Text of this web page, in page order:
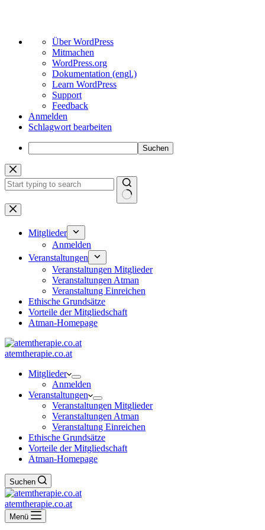
Über
WordPress
Über WordPress
Mitmachen
WordPress.org
Dokumentation (engl.)
Learn WordPress
Support
Feedback
Anmelden
Schlagwort bearbeiten
Suchen
Zum
Inhalt
springen
Keine
Ergebnisse
Mitglieder
Anmelden
Veranstaltungen
Veranstaltungen Mitglieder
Veranstaltungen Atman
Veranstaltung Einreichen
Ethische Grundsätze
Vorteile der Mitgliedschaft
Atman-Homepage
atemtherapie.co.at
Mitglieder
Anmelden
Veranstaltungen
Veranstaltungen Mitglieder
Veranstaltungen Atman
Veranstaltung Einreichen
Ethische Grundsätze
Vorteile der Mitgliedschaft
Atman-Homepage
Suchen
atemtherapie.co.at
Menü